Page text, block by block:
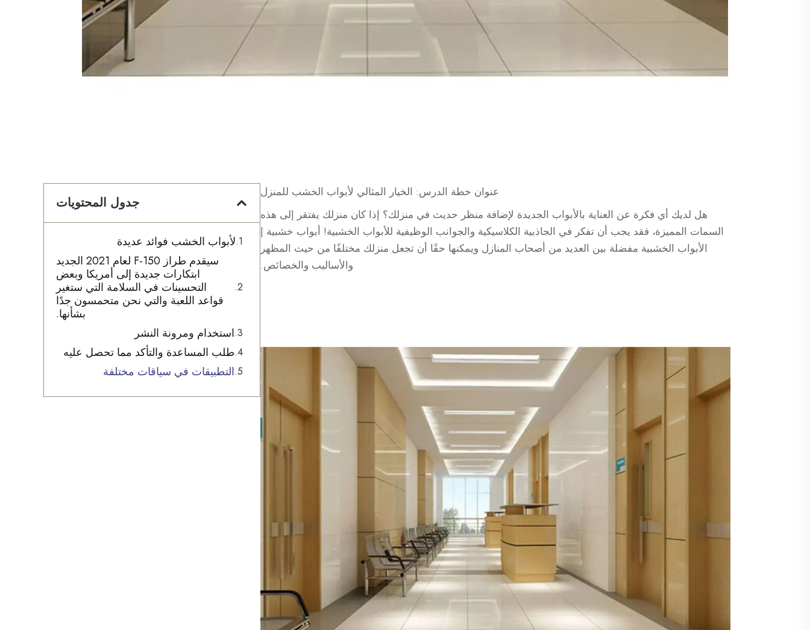
عنوان خطة الدرس: الخيار المثالي لأبواب الخشب للمنزل
هل لديك أي فكرة عن العناية بالأبواب الجديدة لإضافة منظر حديث في منزلك؟ إذا كان منزلك يفتقر إلى هذه
السمات المميزة، فقد يجب أن تفكر في الجاذبية الكلاسيكية والجوانب الوظيفية للأبواب الخشبية! أبواب خشبية |
الأبواب الخشبية مفضلة بين العديد من أصحاب المنازل ويمكنها حقًا أن تجعل منزلك مختلفًا من حيث المظهر
والأساليب والخصائص.
جدول المحتويات
لأبواب الخشب فوائد عديدة
سيقدم طراز F-150 لعام 2021 الجديد
ابتكارات جديدة إلى أمريكا وبعض
التحسينات في السلامة التي ستغير
قواعد اللعبة والتي نحن متحمسون جدًا
بشأنها.
استخدام ومرونة النشر
طلب المساعدة والتأكد مما تحصل عليه
التطبيقات في سياقات مختلفة